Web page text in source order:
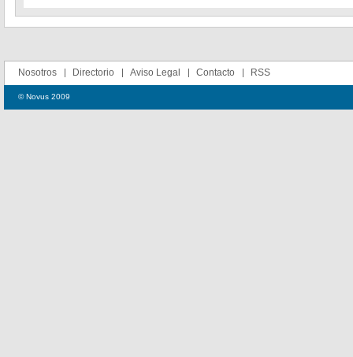
Nosotros Directorio Aviso Legal Contacto RSS
© Novus 2009